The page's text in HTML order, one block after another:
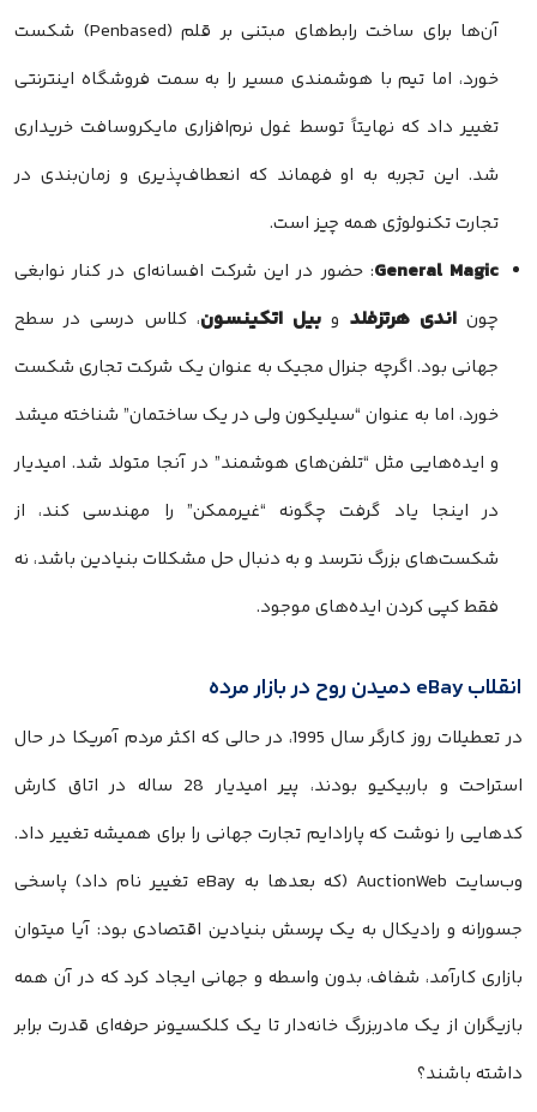
آن‌ها برای ساخت رابط‌های مبتنی بر قلم (Penbased) شکست
خورد، اما تیم با هوشمندی مسیر را به سمت فروشگاه اینترنتی
تغییر داد که نهایتاً توسط غول نرم‌افزاری مایکروسافت خریداری
شد. این تجربه به او فهماند که انعطاف‌پذیری و زمان‌بندی در
تجارت تکنولوژی همه چیز است.
General Magic: حضور در این شرکت افسانه‌ای در کنار نوابغی
چوناندی هرتزفلد و بیل اتکینسون، کلاس درسی در سطح
جهانی بود. اگرچه جنرال مجیک به عنوان یک شرکت تجاری شکست
خورد، اما به عنوان “سیلیکون ولی در یک ساختمان” شناخته میشد
و ایده‌هایی مثل “تلفن‌های هوشمند” در آنجا متولد شد. امیدیار
در اینجا یاد گرفت چگونه “غیرممکن” را مهندسی کند، از
شکست‌های بزرگ نترسد و به دنبال حل مشکلات بنیادین باشد، نه
فقط کپی کردن ایده‌های موجود.
انقلاب eBay دمیدن روح در بازار مرده
در تعطیلات روز کارگر سال 1995، در حالی که اکثر مردم آمریکا در حال
استراحت و باربیکیو بودند، پیر امیدیار 28 ساله در اتاق کارش
کدهایی را نوشت که پارادایم تجارت جهانی را برای همیشه تغییر داد.
وب‌سایت AuctionWeb (که بعدها به eBay تغییر نام داد) پاسخی
جسورانه و رادیکال به یک پرسش بنیادین اقتصادی بود: آیا میتوان
بازاری کارآمد، شفاف، بدون واسطه و جهانی ایجاد کرد که در آن همه
بازیگران از یک مادربزرگ خانه‌دار تا یک کلکسیونر حرفه‌ای قدرت برابر
داشته باشند؟